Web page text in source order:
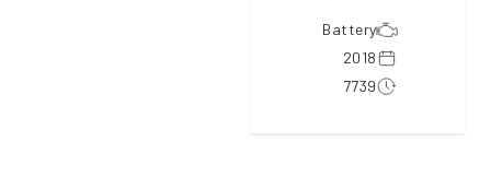
Battery
2018
7739